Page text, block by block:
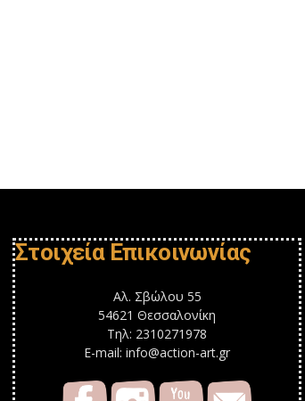
Στοιχεία Επικοινωνίας
Αλ. Σβώλου 55
54621 Θεσσαλονίκη
Τηλ: 2310271978
E-mail: info@action-art.gr